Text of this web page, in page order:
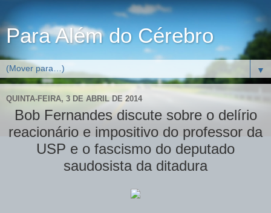
Para Além do Cérebro
▼
QUINTA-FEIRA, 3 DE ABRIL DE 2014
Bob Fernandes discute sobre o delírio
reacionário e impositivo do professor da
USP e o fascismo do deputado
saudosista da ditadura